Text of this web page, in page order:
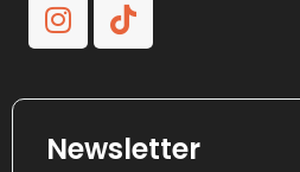
Newsletter